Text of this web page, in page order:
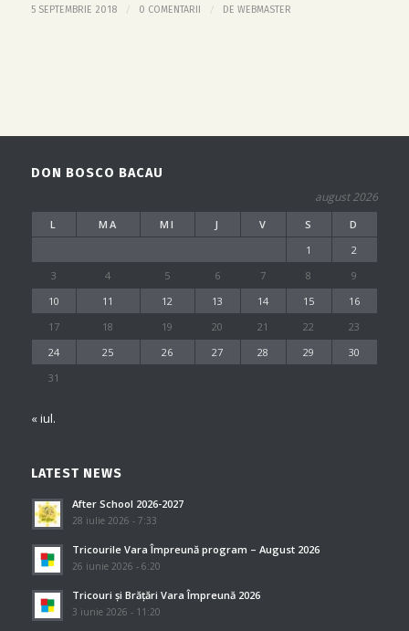
5 SEPTEMBRIE 2018 / 0 COMENTARII / DE WEBMASTER
DON BOSCO BACAU
august 2026
L MA MI J V S
D
1
2
3
4 5 6 7 8
9
10
11 12 13 14 15
16
17
18 19 20 21 22
23
24
25 26 27 28 29
30
31
« iul.
LATEST NEWS
After School 2026-2027
28 iulie 2026 - 7:33
Tricourile Vara Împreună program – August 2026
26 iunie 2026 - 6:20
Tricouri și Brățări Vara Împreună 2026
3 iunie 2026 - 11:20